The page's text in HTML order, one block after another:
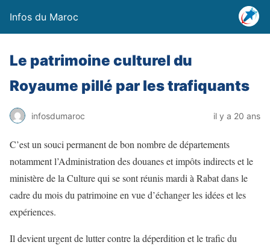
Infos du Maroc
Le patrimoine culturel du
Royaume pillé par les trafiquants
infosdumaroc il y a 20 ans
C’est un souci permanent de bon nombre de départements
notamment l’Administration des douanes et impôts indirects et le
ministère de la Culture qui se sont réunis mardi à Rabat dans le
cadre du mois du patrimoine en vue d’échanger les idées et les
expériences.
Il devient urgent de lutter contre la déperdition et le trafic du